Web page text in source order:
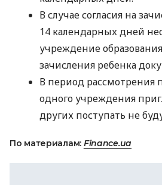
В случае согласия на
14 календарных дней
учреждение
зачисления ребенка
В период рассмотрения
одного учреждения
других поступать не
По материалам: Finance.ua